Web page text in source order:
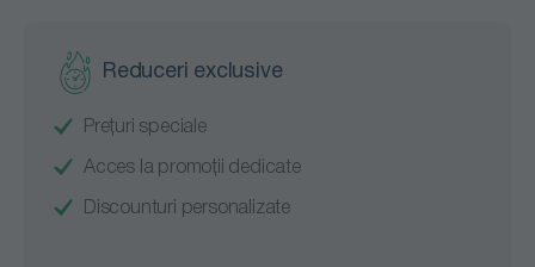
comerciale, unitati HoReCa sau spitale.
alimentelor asigura un nivel ridicat de performanta si igiena,
fiind alegerea perfecta pentru orice bucatarie profesionala
Reduceri exclusive
Prețuri speciale
Acces la promoții dedicate
Discounturi personalizate